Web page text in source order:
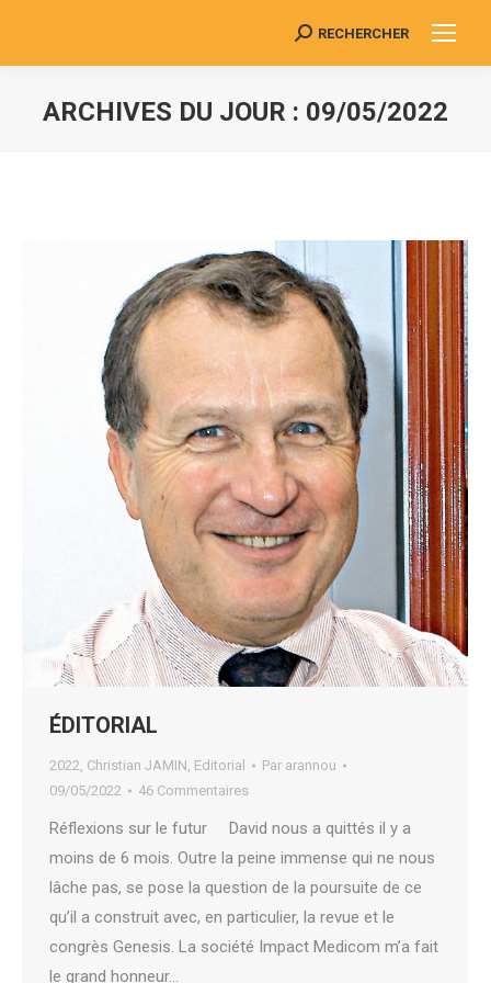
Search:
RECHERCHER
ARCHIVES DU JOUR : 09/05/2022
ÉDITORIAL
2022, Christian JAMIN, Editorial Par arannou
09/05/2022
46 Commentaires
Réflexions sur le futur David nous a quittés il y a
moins de 6 mois. Outre la peine immense qui ne nous
lâche pas, se pose la question de la poursuite de ce
qu’il a construit avec, en particulier, la revue et le
congrès Genesis. La société Impact Medicom m’a fait
le grand honneur…